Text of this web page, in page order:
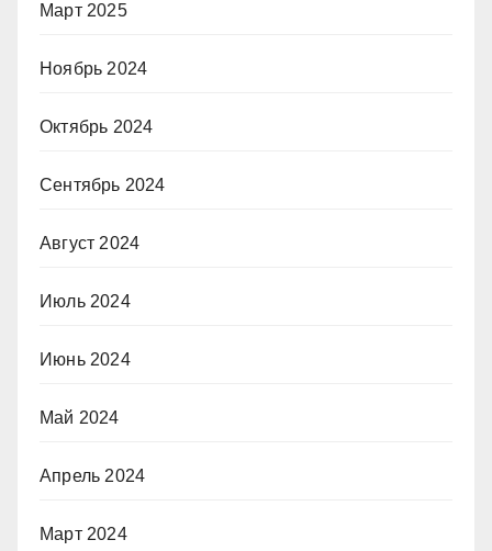
Март 2025
Ноябрь 2024
Октябрь 2024
Сентябрь 2024
Август 2024
Июль 2024
Июнь 2024
Май 2024
Апрель 2024
Март 2024